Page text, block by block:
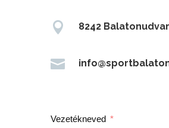
 8242

Vezetékneved